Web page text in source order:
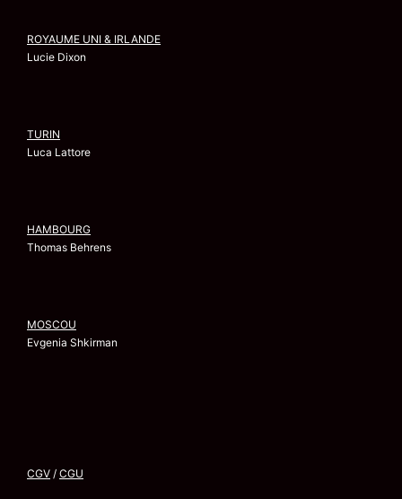
ROYAUME UNI & IRLANDE
Lucie Dixon
TURIN
Luca Lattore
HAMBOURG
Thomas Behrens
MOSCOU
Evgenia Shkirman
CGV / CGU